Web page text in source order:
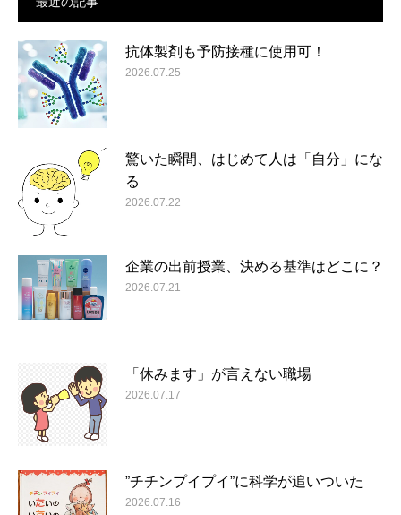
抗体製剤も予防接種に使用可！
2026.07.25
驚いた瞬間、はじめて人は「自分」にな
る
2026.07.22
企業の出前授業、決める基準はどこに？
2026.07.21
「休みます」が言えない職場
2026.07.17
”チチンプイプイ”に科学が追いついた
2026.07.16